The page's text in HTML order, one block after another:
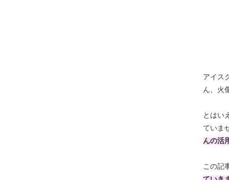
アイス
ん、火
とはい
ていま
んの活
この記